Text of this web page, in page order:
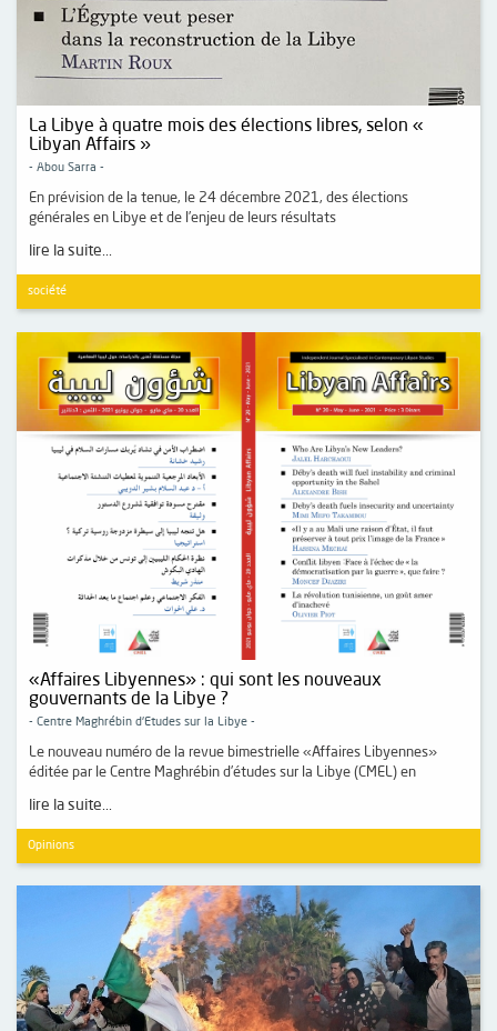
La Libye à quatre mois des élections libres, selon «
Libyan Affairs »
- Abou Sarra -
En prévision de la tenue, le 24 décembre 2021, des élections
générales en Libye et de l’enjeu de leurs résultats
lire la suite...
société
«Affaires Libyennes» : qui sont les nouveaux
gouvernants de la Libye ?
- Centre Maghrébin d'Etudes sur la Libye -
Le nouveau numéro de la revue bimestrielle «Affaires Libyennes»
éditée par le Centre Maghrébin d’études sur la Libye (CMEL) en
lire la suite...
Opinions